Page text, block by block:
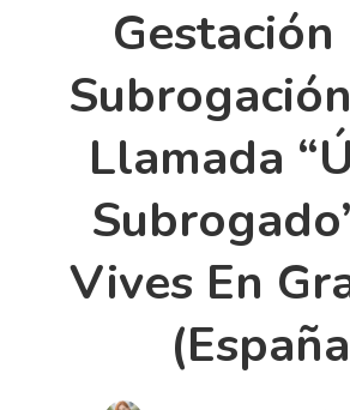
Gestación
Llamada
Vives En